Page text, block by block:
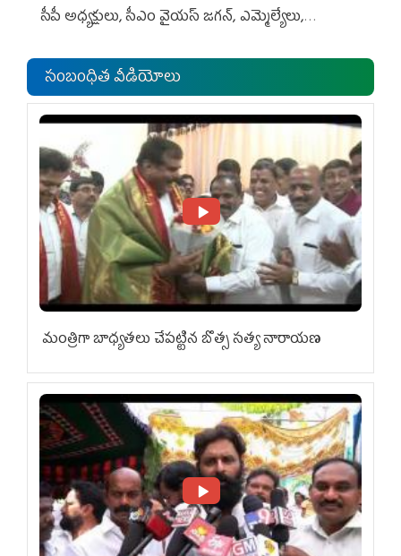
సీపీ అధ్య‌క్షులు, సీఎం వైయ‌స్ జ‌గ‌న్, ఎమ్మెల్యేలు,
సంబంధిత వీడియోలు
మంత్రిగా బాధ్యతలు చేపట్టిన బొత్స సత్య నారాయణ